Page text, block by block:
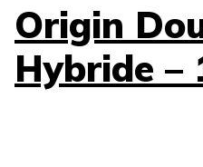
Origin
Hybride –